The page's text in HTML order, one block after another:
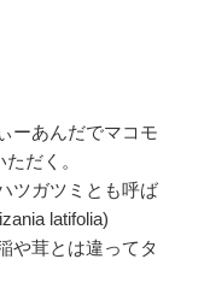
ーあんだでマコモ
だく。
ツガツミとも呼ば
latifolia)
や茸とは違ってタ